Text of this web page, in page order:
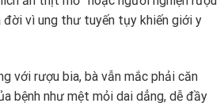
đời vì ung thư tuyến tụy khiến giới y
với rượu bia, bà vẫn mắc phải căn
bệnh như mệt mỏi dai dẳng, dễ đầy